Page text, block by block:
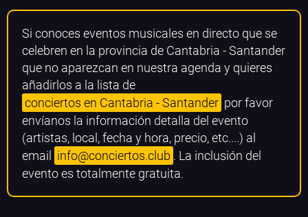
Si conoces eventos musicales en directo que se
celebren en la provincia de Cantabria - Santander
que no aparezcan en nuestra agenda y quieres
añadirlos a la lista de
conciertos en Cantabria - Santander por favor
envíanos la información detalla del evento
(artistas, local, fecha y hora, precio, etc....) al
email
info@conciertos.club . La inclusión del
evento es totalmente gratuita.